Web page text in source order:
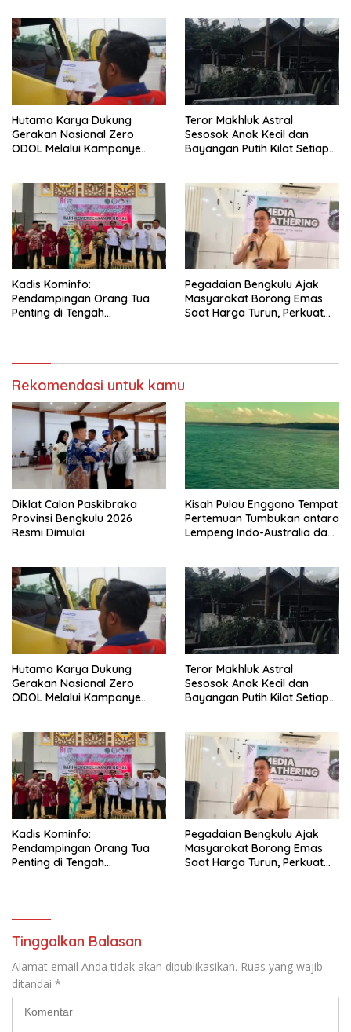
Terjadi Pelepasan Energi
Mendadak Potensi Gempa
8.4 SR dan Picu Tsunami 15
Meter
Hutama Karya Dukung
Gerakan Nasional Zero
ODOL Melalui Kampanye
Teror Makhluk Astral
Sesosok Anak Kecil dan
Bayangan Putih Kilat Setiap
Kadis Kominfo:
Pendampingan Orang Tua
Penting di Tengah
Pegadaian Bengkulu Ajak
Masyarakat Borong Emas
Saat Harga Turun, Perkuat
Rekomendasi untuk kamu
Diklat Calon Paskibraka
Provinsi Bengkulu 2026
Resmi Dimulai
Kisah Pulau Enggano Tempat
Pertemuan Tumbukan antara
Lempeng Indo-Australia dan
Terjadi Pelepasan Energi
Mendadak Potensi Gempa
8.4 SR dan Picu Tsunami 15
Meter
Hutama Karya Dukung
Gerakan Nasional Zero
ODOL Melalui Kampanye
Teror Makhluk Astral
Sesosok Anak Kecil dan
Bayangan Putih Kilat Setiap
Kadis Kominfo:
Pendampingan Orang Tua
Penting di Tengah
Pegadaian Bengkulu Ajak
Masyarakat Borong Emas
Saat Harga Turun, Perkuat
Tinggalkan Balasan
Alamat email Anda tidak akan dipublikasikan. Ruas yang wajib
ditandai *